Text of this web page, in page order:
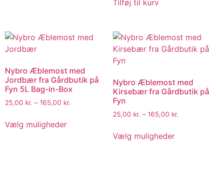
Tilføj til kurv
Nybro Æblemost med
Jordbær fra Gårdbutik på
Fyn 5L Bag-in-Box
25,00 kr. – 165,00 kr.
Vælg muligheder
Nybro Æblemost med
Kirsebær fra Gårdbutik på
Fyn
25,00 kr. – 165,00 kr.
Vælg muligheder